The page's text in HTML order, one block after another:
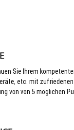
Sie Ihrem
etc. mit
von von 5 möglichen